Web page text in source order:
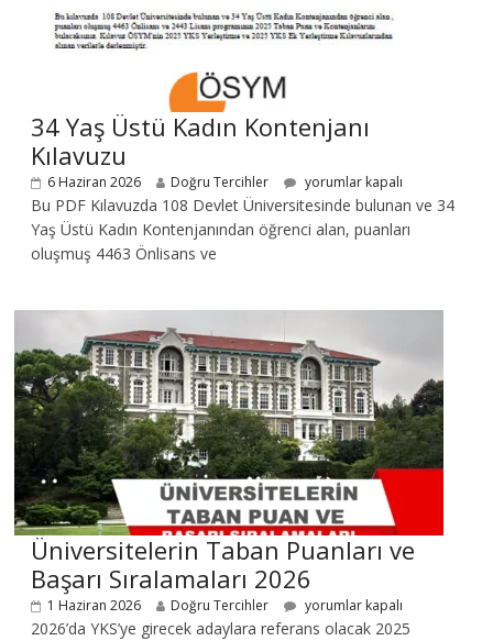
34 Yaş Üstü Kadın Kontenjanı
Kılavuzu
6 Haziran 2026 Doğru Tercihler yorumlar kapalı
Bu PDF Kılavuzda 108 Devlet Üniversitesinde bulunan ve 34
Yaş Üstü Kadın Kontenjanından öğrenci alan, puanları
oluşmuş 4463 Önlisans ve
Üniversitelerin Taban Puanları ve
Başarı Sıralamaları 2026
1 Haziran 2026 Doğru Tercihler yorumlar kapalı
2026’da YKS’ye girecek adaylara referans olacak 2025